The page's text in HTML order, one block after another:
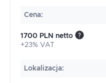
Cena:
1700 PLN netto
+23% VAT
Lokalizacja: